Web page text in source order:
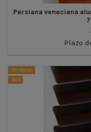
Persiana veneciana
Plazo
¡En oferta!
-60%